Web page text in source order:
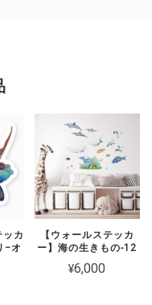
カ
−オ
【ウォールステッカ
ー】海の生きもの-12
¥6,000